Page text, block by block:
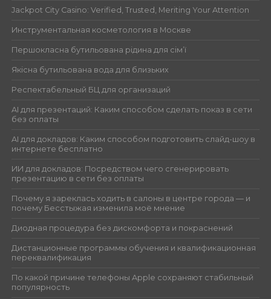
Jackpot City Casino: Verified, Trusted, Meriting Your Attention
Инструментальная косметология в Москве
Першокласна бутильована рідина для сім’ї
Якісна бутильована вода для близьких
Респектабельный БЦ для организаций
AI для презентаций: Каким способом сделать показ в сети
без оплаты
AI для докладов: Каким способом подготовить слайд-шоу в
интернете бесплатно
ИИ для докладов: Посредством чего сгенерировать
презентацию в сети без оплаты
Почему я зареклась ходить в салоны в центре города — и
почему Бесстыжая изменила моё мнение
Диодная процедура без дискомфорта и покраснений
Дистанционные программы обучения и квалификационная
переквалификация
По какой причине телефоны Apple сохраняют стабильный
популярность